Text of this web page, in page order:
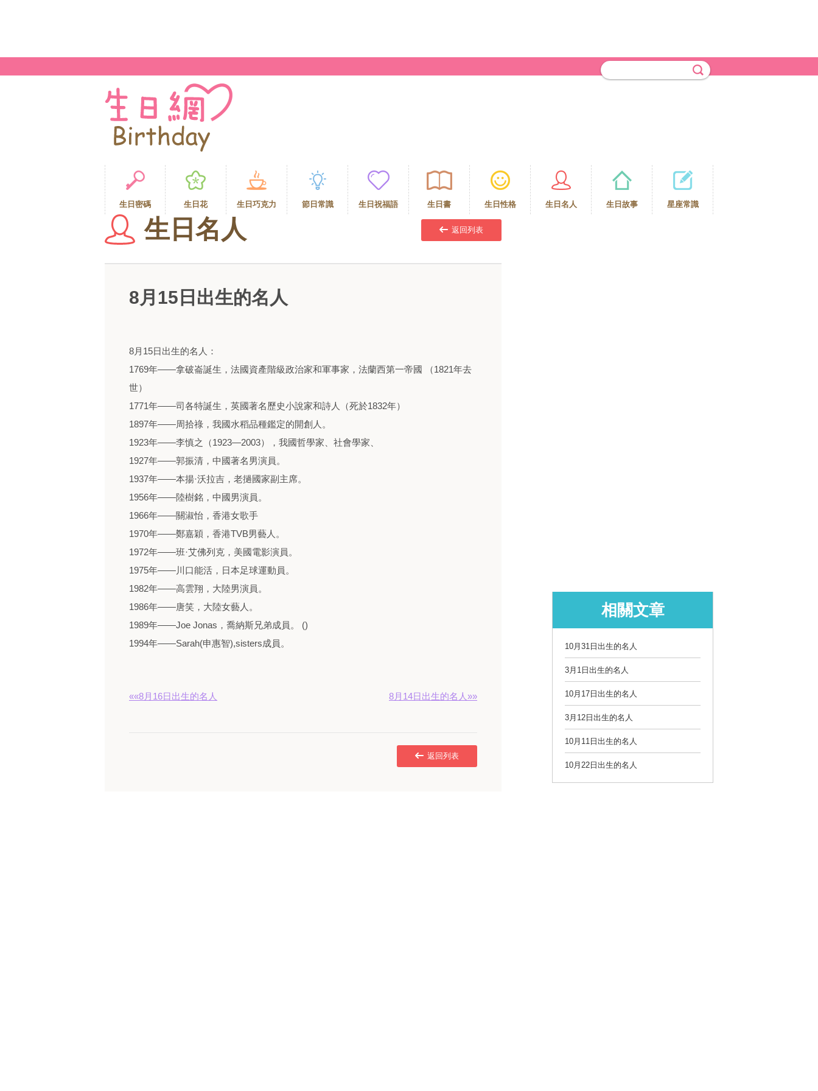
生日密碼 生日花 生日巧克力 節日常識 生日祝福語 生日書 生日性格 生日名人 生日故事 星座常識
生日名人 返回列表
8月15日出生的名人
8月15日出生的名人：
1769年——拿破崙誕生，法國資產階級政治家和軍事家，法蘭西第一帝國 （1821年去
世）
1771年——司各特誕生，英國著名歷史小說家和詩人（死於1832年）
1897年——周拾祿，我國水稻品種鑑定的開創人。
1923年——李慎之（1923—2003），我國哲學家、社會學家、
1927年——郭振清，中國著名男演員。
1937年——本揚·沃拉吉，老撾國家副主席。
1956年——陸樹銘，中國男演員。
1966年——關淑怡，香港女歌手
1970年——鄭嘉穎，香港TVB男藝人。
1972年——班·艾佛列克，美國電影演員。
1975年——川口能活，日本足球運動員。
1982年——高雲翔，大陸男演員。
1986年——唐笑，大陸女藝人。
1989年——Joe Jonas，喬納斯兄弟成員。 ()
1994年——Sarah(申惠智),sisters成員。
««8月16日出生的名人 8月14日出生的名人»»
返回列表
相關文章
10月31日出生的名人
3月1日出生的名人
10月17日出生的名人
3月12日出生的名人
10月11日出生的名人
10月22日出生的名人